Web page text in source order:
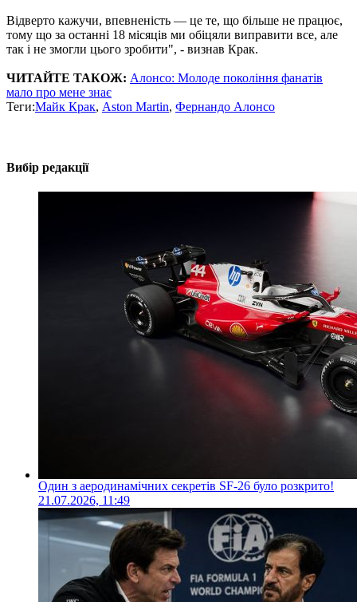
Відверто кажучи, впевненість — це те, що більше не працює,
тому що за останні 18 місяців ми обіцяли виправити все, але
так і не змогли цього зробити", - визнав Крак.
ЧИТАЙТЕ ТАКОЖ: Алонсо: Молоде покоління фанатів
мало про мене знає
Теги:Майк Крак, Aston Martin, Фернандо Алонсо
Вибір редакції
Один з аеродинамічних секретів SF-26 було розкрито!
21.07.2026, 11:49